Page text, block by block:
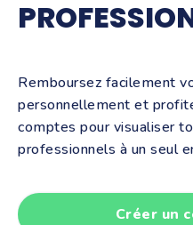
Remboursez facilement
personnellement et
comptes pour visualiser
professionnels à un seul
Créer un